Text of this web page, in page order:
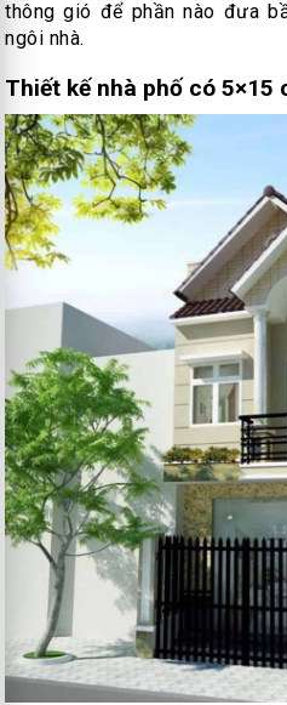
thông gió để phần nào đưa
ngôi nhà.
Thiết kế nhà phố có 5×15